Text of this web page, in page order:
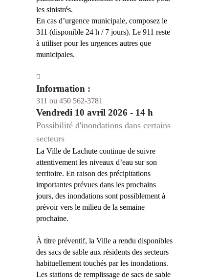
les sinistrés.
En cas d’urgence municipale, composez le
311 (disponible 24 h / 7 jours). Le 911 reste
à utiliser pour les urgences autres que
municipales.
Information :
311 ou 450 562-3781
Vendredi 10 avril 2026 - 14 h
Possibilité d'inondations dans certains
secteurs
La Ville de Lachute continue de suivre
attentivement les niveaux d’eau sur son
territoire. En raison des précipitations
importantes prévues dans les prochains
jours, des inondations sont possiblement à
prévoir vers le milieu de la semaine
prochaine.
À titre préventif, la Ville a rendu disponibles
des sacs de sable aux résidents des secteurs
habituellement touchés par les inondations.
Les stations de remplissage de sacs de sable